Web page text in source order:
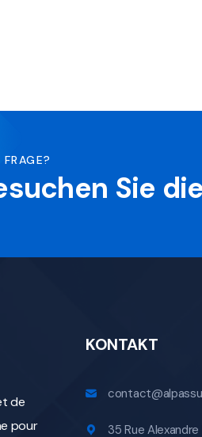
FRAGE?
Sie
de
pour
KONTAKT
35 Rue